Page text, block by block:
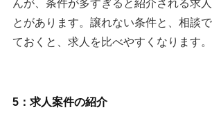
んが、条件が多すぎると紹介される求
とがあります。譲れない条件と、相談
ておくと、求人を比べやすくなります。
5：求人案件の紹介